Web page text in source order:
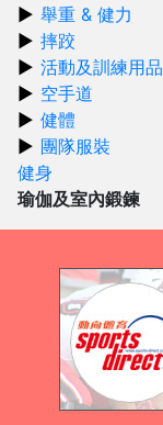
舉重 & 健力
摔跤
活動及訓練用品
空手道
健體
團隊服裝
健身
瑜伽及室內鍛鍊